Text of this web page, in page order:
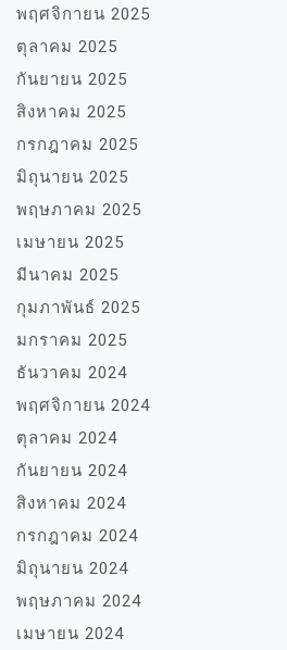
พฤศจิกายน 2025
ตุลาคม 2025
กันยายน 2025
สิงหาคม 2025
กรกฎาคม 2025
มิถุนายน 2025
พฤษภาคม 2025
เมษายน 2025
มีนาคม 2025
กุมภาพันธ์ 2025
มกราคม 2025
ธันวาคม 2024
พฤศจิกายน 2024
ตุลาคม 2024
กันยายน 2024
สิงหาคม 2024
กรกฎาคม 2024
มิถุนายน 2024
พฤษภาคม 2024
เมษายน 2024